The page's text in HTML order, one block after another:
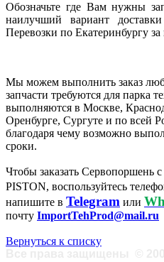
Обозначьте где Вам нужны
наилучший вариант
Перевозки по Екатеринбургу
Мы можем выполнить заказ
запчасти требуются для парка
выполняются в Москве,
Оренбурге, Сургуте и по всей
благодаря чему возможно
сроки.
Чтобы заказать Сервопоршень
PISTON, воспользуйтесь
напишите в Telegram или
почту ImportTehProd@mail.ru
Вернуться к списку